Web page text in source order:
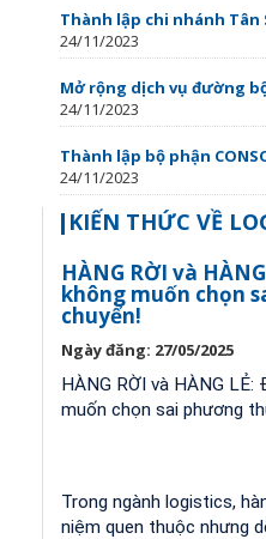
Thành lập chi nhánh Tân
24/11/2023
Mở rộng dịch vụ đường
24/11/2023
Thành lập bộ phận
24/11/2023
KIẾN THỨC VỀ
HÀNG RỜI và
không muốn chọn
chuyển!
Ngày đăng: 27/05/2025
HÀNG RỜI và HÀNG
muốn chọn sai phương
Trong ngành logistics,
niệm quen thuộc nhưng